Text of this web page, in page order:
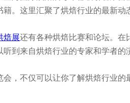
。这里汇聚了烘焙行业的最新
焙展还有各种烘焙比赛和论坛。在
听到来自烘焙行业的专家和学者
会，不仅可以让你了解烘焙行业